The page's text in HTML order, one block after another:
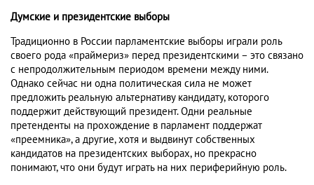
Думские и президентские выборы
Традиционно в России парламентские выборы играли роль
своего рода «праймериз» перед президентскими – это связано
с непродолжительным периодом времени между ними.
Однако сейчас ни одна политическая сила не может
предложить реальную альтернативу кандидату, которого
поддержит действующий президент. Одни реальные
претенденты на прохождение в парламент поддержат
«преемника», а другие, хотя и выдвинут собственных
кандидатов на президентских выборах, но прекрасно
понимают, что они будут играть на них периферийную роль.